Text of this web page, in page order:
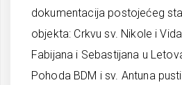
dokumentacija postojećeg
objekta: Crkvu sv. Nikole i
Fabijana i Sebastijana u
Pohoda BDM i sv. Antuna